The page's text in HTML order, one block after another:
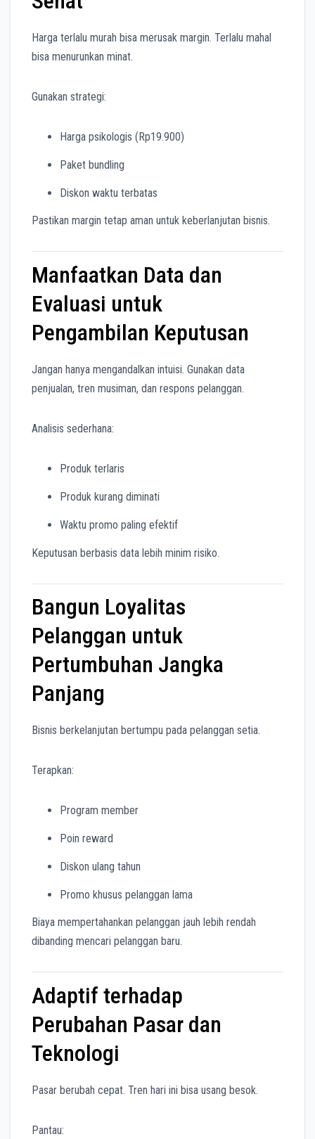
Harga terlalu murah bisa merusak margin. Terlalu mahal
bisa menurunkan minat.
Gunakan strategi:
Harga psikologis (Rp19.900)
Paket bundling
Diskon waktu terbatas
Pastikan margin tetap aman untuk keberlanjutan bisnis.
Manfaatkan Data dan
Evaluasi untuk
Pengambilan Keputusan
Jangan hanya mengandalkan intuisi. Gunakan data
penjualan, tren musiman, dan respons pelanggan.
Analisis sederhana:
Produk terlaris
Produk kurang diminati
Waktu promo paling efektif
Keputusan berbasis data lebih minim risiko.
Bangun Loyalitas
Pelanggan untuk
Pertumbuhan Jangka
Panjang
Bisnis berkelanjutan bertumpu pada pelanggan setia.
Terapkan:
Program member
Poin reward
Diskon ulang tahun
Promo khusus pelanggan lama
Biaya mempertahankan pelanggan jauh lebih rendah
dibanding mencari pelanggan baru.
Adaptif terhadap
Perubahan Pasar dan
Teknologi
Pasar berubah cepat. Tren hari ini bisa usang besok.
Pantau: